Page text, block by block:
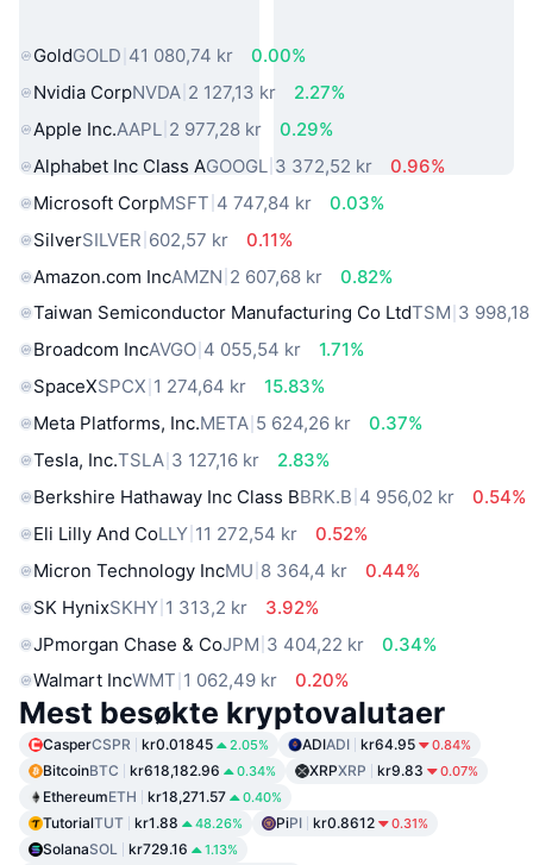
GoldGOLD 41 080,74 kr
0.00%
Nvidia CorpNVDA 2 127,13 kr
2.27%
Apple Inc.AAPL 2 977,28 kr
0.29%
Alphabet Inc Class AGOOGL 3 372,52 kr
0.96%
Microsoft CorpMSFT 4 747,84 kr
0.03%
SilverSILVER 602,57 kr
0.11%
Amazon.com IncAMZN 2 607,68 kr
0.82%
Taiwan Semiconductor Manufacturing Co LtdTSM 3
Broadcom IncAVGO 4 055,54 kr
1.71%
SpaceXSPCX 1 274,64 kr
15.83%
Meta Platforms, Inc.META 5 624,26 kr
0.37%
Tesla, Inc.TSLA 3 127,16 kr
2.83%
Berkshire Hathaway Inc Class BBRK.B 4 956,02 kr
0.54%
Eli Lilly And CoLLY 11 272,54 kr
0.52%
Micron Technology IncMU 8 364,4 kr
0.44%
SK HynixSKHY 1 313,2 kr
3.92%
JPmorgan Chase & CoJPM 3 404,22 kr
0.34%
Walmart IncWMT 1 062,49 kr 0.20%
Mest besøkte kryptovalutaer
CasperCSPR kr0.01845 2.05% ADIADI kr64.95 0.84%
BitcoinBTC kr618,182.96 0.34% XRPXRP kr9.83 0.07%
EthereumETH kr18,271.57 0.40%
TutorialTUT kr1.88 48.26% PiPI kr0.8612 0.31%
SolanaSOL kr729.16 1.13%